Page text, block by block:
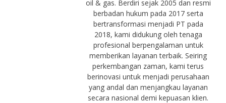
oil & gas. Berdiri sejak 2005 dan resmi
berbadan hukum pada 2017 serta
bertransformasi menjadi PT pada
2018, kami didukung oleh tenaga
profesional berpengalaman untuk
memberikan layanan terbaik. Seiring
perkembangan zaman, kami terus
berinovasi untuk menjadi perusahaan
yang andal dan menjangkau layanan
secara nasional demi kepuasan klien.